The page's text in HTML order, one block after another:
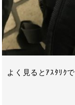
よく見るとｱｽﾀﾘｸ